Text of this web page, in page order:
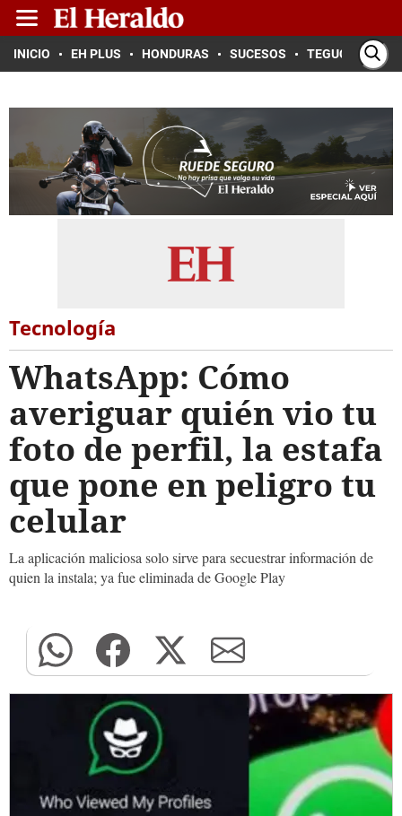
INICIO EH PLUS HONDURAS SUCESOS TEGUCIGALPA
Tecnología
WhatsApp: Cómo
averiguar quién vio tu
foto de perfil, la estafa
que pone en peligro tu
celular
La aplicación maliciosa solo sirve para secuestrar información de
quien la instala; ya fue eliminada de Google Play